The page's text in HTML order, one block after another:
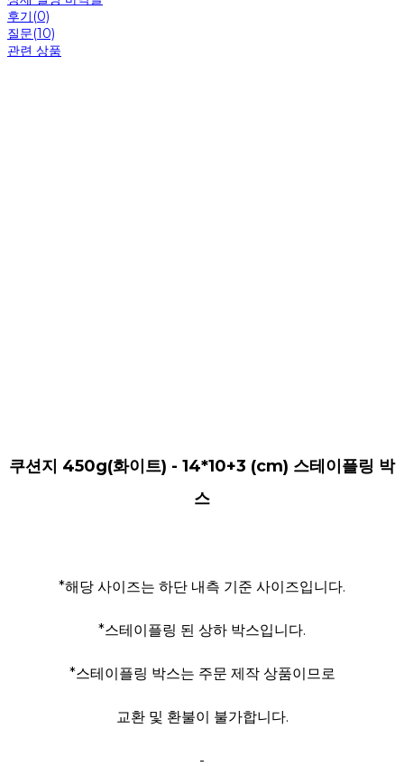
후기(0)
질문(10)
관련 상품
쿠션지 450g(화이트) - 14*10+3 (cm) 스테이플링 박
스
*해당 사이즈는 하단 내측 기준 사이즈입니다.
*스테이플링 된 상하 박스입니다.
*스테이플링 박스는 주문 제작 상품이므로
교환 및 환불이 불가합니다.
-